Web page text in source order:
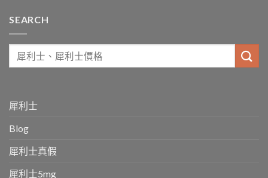
SEARCH
犀利士
Blog
犀利士真假
犀利士5mg